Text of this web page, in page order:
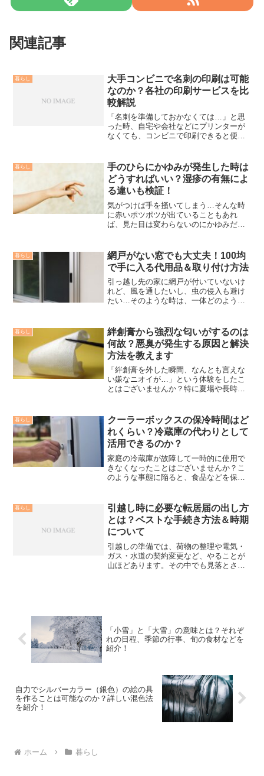
関連記事
暮らし
大手コンビニで名刺の印刷は可能
なのか？各社の印刷サービスを比
較解説
「名刺を準備しておかなくては…」と思
った時、自宅や会社などにプリンターが
なくても、コンビニで印刷できると便利
やデザインも綺麗に仕上げられるのが特
徴です。ただし、「厚紙を...
暮らし
手のひらにかゆみが発生した時は
どうすればいい？湿疹の有無によ
る違いも検証！
気がつけば手を掻いてしまう…そんな時
に赤いポツポツが出ていることもあれ
ば、見た目は変わらないのにかゆみだけ
きた場合、どのように対処すればいいの
か分からずに困っている方も多...
暮らし
網戸がない窓でも大丈夫！100均
で手に入る代用品＆取り付け方法
引っ越し先の家に網戸が付いていないけ
れど、風を通したいし、虫の侵入も避け
たい…そのような時は、一体どのような
代用品と、100円ショップで手軽に揃う便
利アイテムをまとめて...
暮らし
絆創膏から強烈な匂いがするのは
何故？悪臭が発生する原因と解決
方法を教えます
「絆創膏を外した瞬間、なんとも言えな
い嫌なニオイが…」という体験をしたこ
とはございませんか？特に夏場や長時間
ります。この不快なニオイの正体は主
に“細菌”であり、絆創膏の...
暮らし
クーラーボックスの保冷時間はど
れくらい？冷蔵庫の代わりとして
活用できるのか？
家庭の冷蔵庫が故障して一時的に使用で
きなくなったことはございませんか？こ
のような事態に陥ると、食品などを保存
として一時的にクーラーボックスを冷蔵
庫として活用する方法が注...
暮らし
引越し時に必要な転居届の出し方
とは？ベストな手続き方法＆時期
について
引越しの準備では、荷物の整理や電気・
ガス・水道の契約変更など、やることが
山ほどあります。その中でも見落とされ
「小雪」と「大雪」の意味とは？それぞ
れの日程、季節の行事、旬の食材などを
紹介！
自力でシルバーカラー（銀色）の絵の具
を作ることは可能なのか？詳しい混色法
を紹介！
ホーム 暮らし